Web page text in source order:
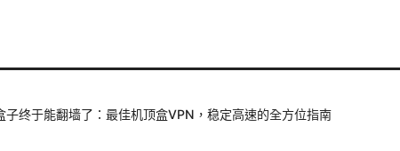
终于能翻墙了：最佳机顶盒VPN，稳定高速的全方位指南